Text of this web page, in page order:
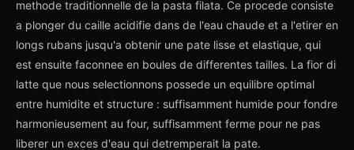
methode traditionnelle de la pasta filata. Ce procede consiste
a plonger du caille acidifie dans de l'eau chaude et a l'etirer en
longs rubans jusqu'a obtenir une pate lisse et elastique, qui
est ensuite faconnee en boules de differentes tailles. La fior di
latte que nous selectionnons possede un equilibre optimal
entre humidite et structure : suffisamment humide pour fondre
harmonieusement au four, suffisamment ferme pour ne pas
liberer un exces d'eau qui detremperait la pate.